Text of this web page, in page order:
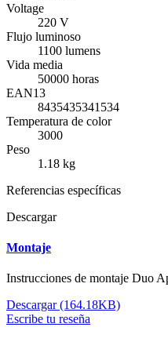
Voltage
220 V
Flujo luminoso
1100 lumens
Vida media
50000 horas
EAN13
8435435341534
Temperatura de color
3000
Peso
1.18 kg
Referencias específicas
Descargar
Montaje
Instrucciones de montaje Duo
Descargar (164.18KB)
Escribe tu reseña